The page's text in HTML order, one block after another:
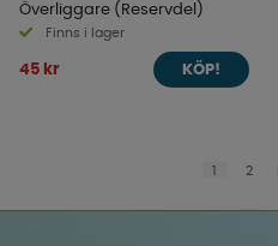
Överliggare (Reservdel)
Finns i lager
45 kr KÖP!
1 2